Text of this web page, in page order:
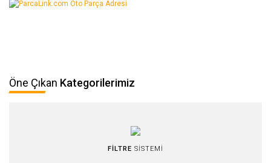
Öne Çıkan Kategorilerimiz
FİLTRE SİSTEMİ
W126 Kasa (1979-1991)